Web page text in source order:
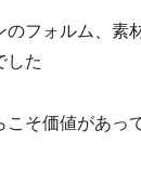
のフォルム、素
した
こそ価値があっ